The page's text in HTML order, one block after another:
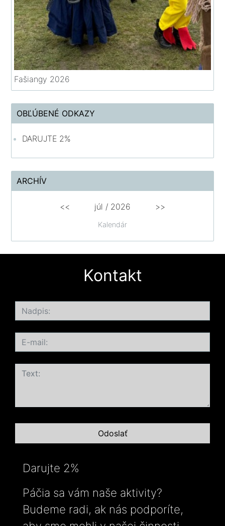
Fašiangy 2026
OBĽÚBENÉ ODKAZY
DARUJTE 2%
ARCHÍV
Kalendár
<< júl / 2026 >>
Kontakt
Darujte 2%
Páčia sa vám naše aktivity?
Budeme radi, ak nás podporíte,